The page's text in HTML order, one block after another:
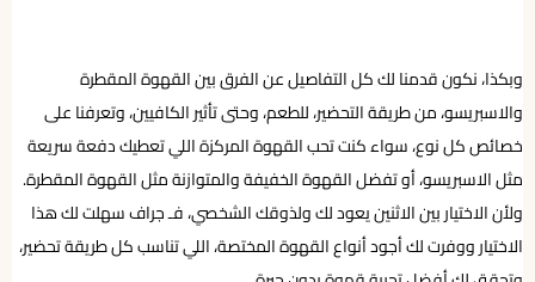
وبكذا، نكون قدمنا لك كل التفاصيل عن الفرق بين القهوة المقطرة
والاسبريسو، من طريقة التحضير، للطعم، وحتى تأثير الكافيين، وتعرفنا على
خصائص كل نوع، سواء كنت تحب القهوة المركزة اللي تعطيك دفعة سريعة
مثل الاسبريسو، أو تفضل القهوة الخفيفة والمتوازنة مثل القهوة المقطرة.
ولأن الاختيار بين الاثنين يعود لك ولذوقك الشخصي، فـ جراف سهلت لك هذا
الاختيار ووفرت لك أجود أنواع القهوة المختصة، اللي تناسب كل طريقة تحضير،